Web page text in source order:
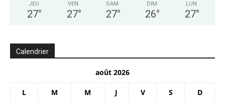
JEU
27°
VEN
27°
SAM
27°
DIM
26°
LUN
27°
Calendrier
août 2026
L M M J V S D